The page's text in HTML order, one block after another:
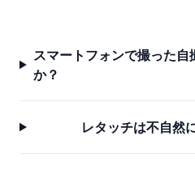
スマートフォンで撮った
か？
レタッチは不自然